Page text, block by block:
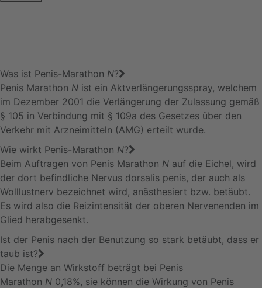
Was ist Penis-Marathon N?
Penis Marathon N ist ein Aktverlängerungsspray, welchem
im Dezember 2001 die Verlängerung der Zulassung gemäß
§ 105 in Verbindung mit § 109a des Gesetzes über den
Verkehr mit Arzneimitteln (AMG) erteilt wurde.
Wie wirkt Penis-Marathon N?
Beim Auftragen von Penis Marathon N auf die Eichel, wird
der dort befindliche Nervus dorsalis penis, der auch als
Wolllustnerv bezeichnet wird, anästhesiert bzw. betäubt.
Es wird also die Reizintensität der oberen Nervenenden im
Glied herabgesenkt.
Ist der Penis nach der Benutzung so stark betäubt, dass er
taub ist?
Die Menge an Wirkstoff beträgt bei Penis
Marathon N 0,18%, sie können die Wirkung von Penis